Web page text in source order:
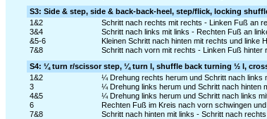
S3: Side & step, side & back-back-heel, step/flick, locking
1&2
Schritt nach rechts mit rechts - Linken Fuß an
3&4
Schritt nach links mit links - Rechten Fuß an
&5-6
Kleinen Schritt nach hinten mit rechts und linke
7&8
Schritt nach vorn mit rechts - Linken Fuß
S4: ¼ turn r/scissor step, ¼ turn l, shuffle back turning ½ l,
1&2
¼ Drehung rechts herum und Schritt nach links
3
¼ Drehung links herum und Schritt nach hinten
4&5
¼ Drehung links herum und Schritt nach links
6
Rechten Fuß im Kreis nach vorn schwingen
7&8
Schritt nach hinten mit links - Schritt nach